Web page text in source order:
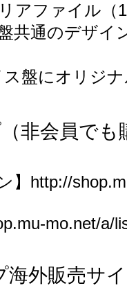
アファイル（
共通のデザイ
盤にオリジ
非会員でも
】http://
mo.net/a/
外販売サ